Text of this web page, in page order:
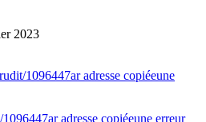
2023
1096447aradresse copiéeune
1096447aradresse copiéeune erreur